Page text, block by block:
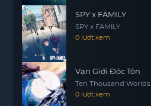
SPY x FAMILY
SPY x FAMILY
0 lượt xem
Vạn Giới Độc Tôn
Ten Thousand Worlds
0 lượt xem